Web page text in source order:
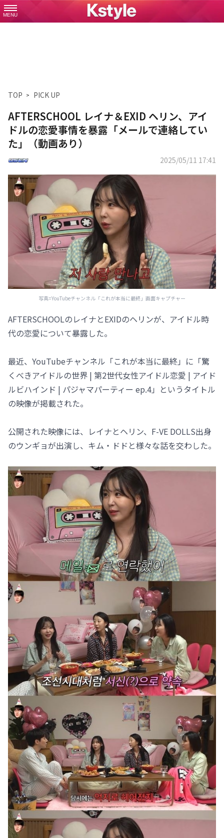
MENU
TOP PICK UP
AFTERSCHOOL レイナ＆EXID ヘリン、アイ
ドルの恋愛事情を暴露「メールで連絡してい
た」（動画あり）
2025/05/11 17:41
写真=YouTubeチャンネル「これが本当に最終」画面キャプチャー
AFTERSCHOOLのレイナとEXIDのヘリンが、アイドル時
代の恋愛について暴露した。
最近、YouTubeチャンネル「これが本当に最終」に「驚
くべきアイドルの世界 | 第2世代女性アイドル恋愛 | アイド
ルビハインド | パジャマパーティー ep.4」というタイトル
の映像が掲載された。
公開された映像には、レイナとヘリン、F-VE DOLLS出身
のウンギョが出演し、キム・ドドと様々な話を交わした。